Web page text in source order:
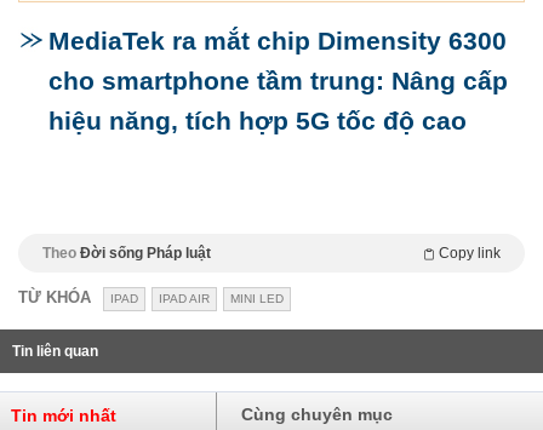
MediaTek ra mắt chip Dimensity 6300
cho smartphone tầm trung: Nâng cấp
hiệu năng, tích hợp 5G tốc độ cao
Theo Đời sống Pháp luật Copy link
TỪ KHÓA IPAD IPAD AIR MINI LED
Tin liên quan
Tin mới nhất Cùng chuyên mục